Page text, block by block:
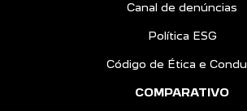
Canal de denúncias
Política ESG
Código de Ética e
COMPARATIVO